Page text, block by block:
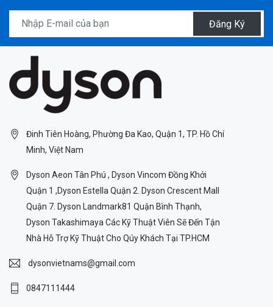
Đăng Ký
Đinh Tiên Hoàng, Phường Đa Kao, Quận 1, TP. Hồ Chí
Minh, Việt Nam
Dyson Aeon Tân Phú , Dyson Vincom Đồng Khởi
Quận 1 ,Dyson Estella Quận 2. Dyson Crescent Mall
Quận 7. Dyson Landmark81 Quận Bình Thạnh,
Dyson Takashimaya Các Kỹ Thuật Viên Sẽ Đến Tận
Nhà Hỗ Trợ Kỹ Thuật Cho Qúy Khách Tại TP.HCM
dysonvietnams@gmail.com
0847111444